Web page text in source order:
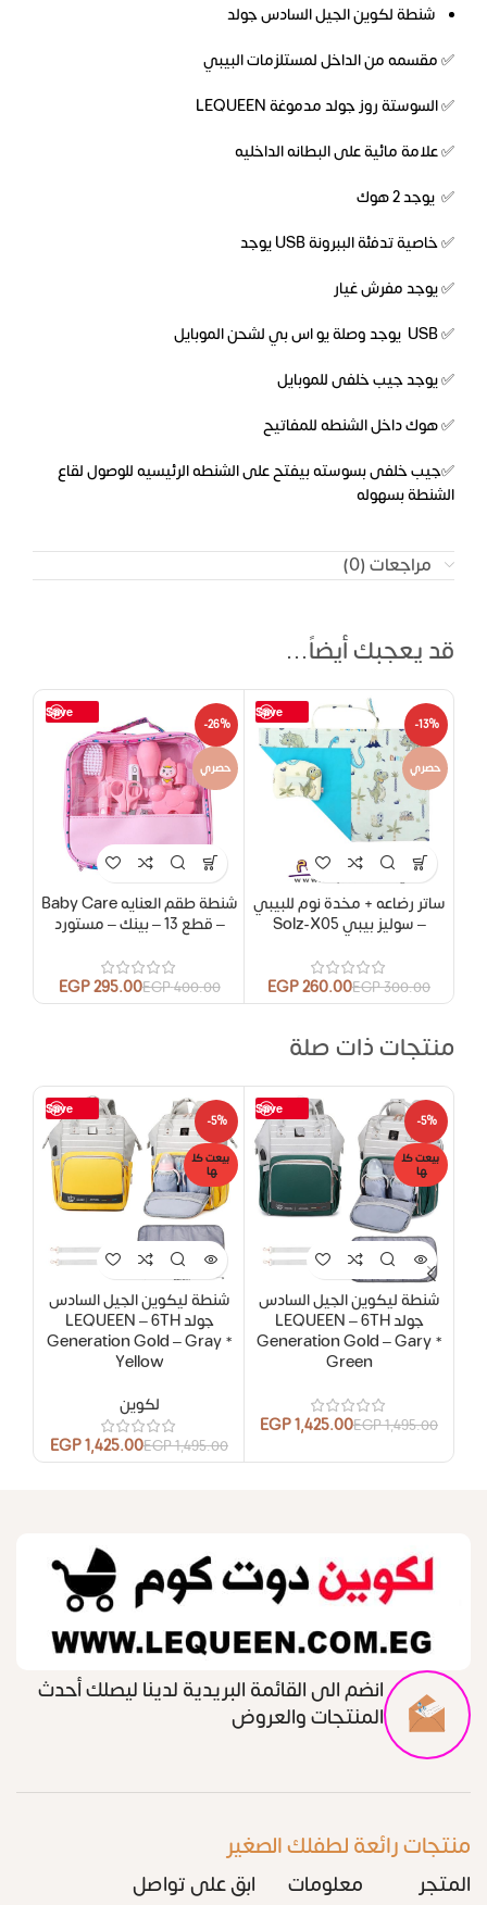
شنطة لكوين الجيل السادس جولد
✅ مقسمه من الداخل لمستلزمات البيبي
✅ السوستة روز جولد مدموغة LEQUEEN
✅ علامة مائية على البطانه الداخليه
✅ يوجد 2 هوك
✅ خاصية تدفئة الببرونة USB يوجد
✅ يوجد مفرش غيار
✅ USB يوجد وصلة يو اس بي لشحن الموبايل
✅ يوجد جيب خلفى للموبايل
✅ هوك داخل الشنطه للمفاتيح
✅جيب خلفى بسوسته بيفتح على الشنطه الرئيسيه للوصول لقاع
الشنطة بسهوله
مراجعات (0)
قد يعجبك أيضاً…
Save
-13%
حصري
ساتر رضاعه + مخدة نوم للبيبي
– سوليز بيبي Solz-X05
300.00
EGP
260.00
EGP
Save
-26%
حصري
شنطة طقم العنايه Baby Care
– قطع 13 – بينك – مستورد
400.00
EGP
295.00
EGP
منتجات ذات صلة
Save
-5%
بيعت كل
ها
شنطة ليكوين الجيل السادس
جولد LEQUEEN – 6TH
Generation Gold – Gary *
Green
1,495.00
EGP
1,425.00
EGP
Save
-5%
بيعت كل
ها
شنطة ليكوين الجيل السادس
جولد LEQUEEN – 6TH
Generation Gold – Gray *
Yellow
لكوين
1,495.00
EGP
1,425.00
EGP
انضم الى القائمة البريدية لدينا ليصلك أحدث
المنتجات والعروض
منتجات رائعة لطفلك الصغير
المتجر
معلومات
ابق على تواصل